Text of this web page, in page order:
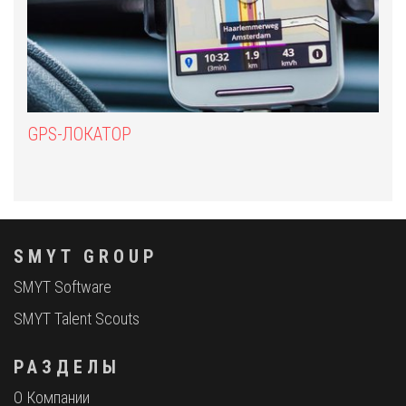
GPS-ЛОКАТОР
SMYT GROUP
SMYT Software
SMYT Talent Scouts
РАЗДЕЛЫ
О Компании